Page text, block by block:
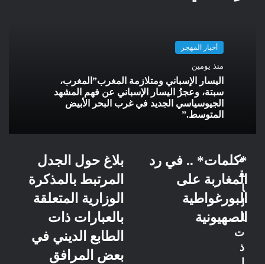
أخبار المهجر
منذ يومين
اليسار الإسباني ومتلازمة المغرب”المغرب،
سبتة، وعجزُ اليسار الإسباني عن فهم المشهد
الجيوسياسي الجديد في غرب البحر الأبيض
المتوسط.”
بلاغ حول الجدل
المرتبط بالمذكرة
الوزارية المتعلقة
بالعبارات ذات
الطابع الديني في
بعض المرافق
*كلمات* .. في رد
المغاربة على
البورغواطية
الصهيونية
م
ق
ا
ل
ا
ت
ذ